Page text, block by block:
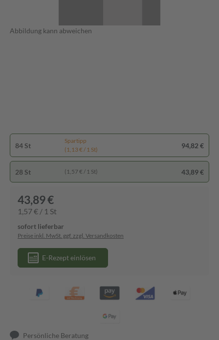
Abbildung kann abweichen
84 St
Spartipp
(1,13 € / 1 St)
94,82 €
28 St (1,57 € / 1 St) 43,89 €
43,89 €
1,57 € / 1 St
sofort lieferbar
Preise inkl. MwSt. ggf. zzgl. Versandkosten
E-Rezept einlösen
Persönliche Beratung